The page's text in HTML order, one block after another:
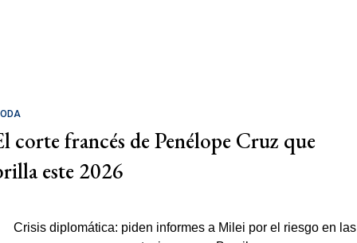
corte francés de Penélope Cruz que
este 2026